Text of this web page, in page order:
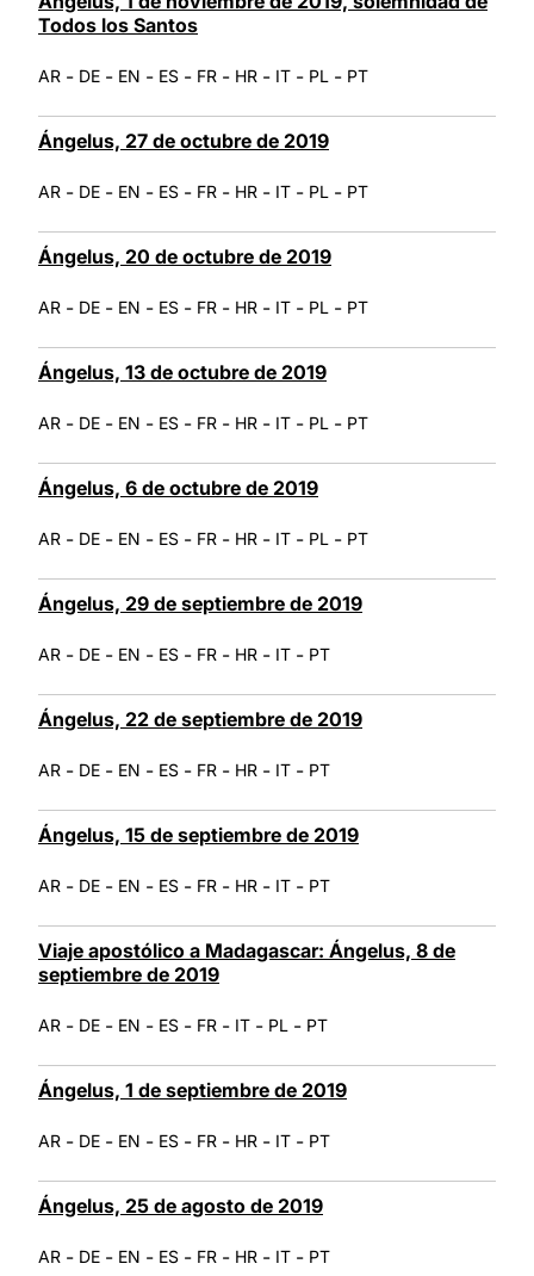
Todos los Santos
AR - DE - EN - ES - FR - HR - IT - PL - PT
Ángelus, 27 de octubre de 2019
AR - DE - EN - ES - FR - HR - IT - PL - PT
Ángelus, 20 de octubre de 2019
AR - DE - EN - ES - FR - HR - IT - PL - PT
Ángelus, 13 de octubre de 2019
AR - DE - EN - ES - FR - HR - IT - PL - PT
Ángelus, 6 de octubre de 2019
AR - DE - EN - ES - FR - HR - IT - PL - PT
Ángelus, 29 de septiembre de 2019
AR - DE - EN - ES - FR - HR - IT - PT
Ángelus, 22 de septiembre de 2019
AR - DE - EN - ES - FR - HR - IT - PT
Ángelus, 15 de septiembre de 2019
AR - DE - EN - ES - FR - HR - IT - PT
Viaje apostólico a Madagascar: Ángelus, 8 de
septiembre de 2019
AR - DE - EN - ES - FR - IT - PL - PT
Ángelus, 1 de septiembre de 2019
AR - DE - EN - ES - FR - HR - IT - PT
Ángelus, 25 de agosto de 2019
AR - DE - EN - ES - FR - HR - IT - PT